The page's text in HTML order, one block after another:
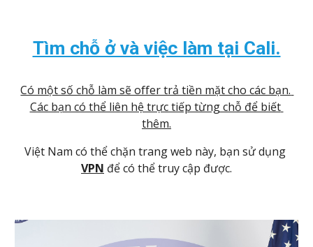
Tìm chỗ ở và việc làm tại Cali.
Có một số chỗ làm sẽ offer trả tiền mặt cho các bạn.
Các bạn có thể liên hệ trực tiếp từng chỗ để biết
thêm.
VPN để có thể truy cập được.